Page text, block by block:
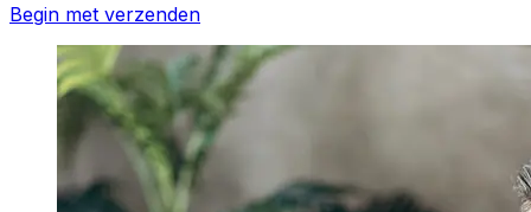
Begin met verzenden